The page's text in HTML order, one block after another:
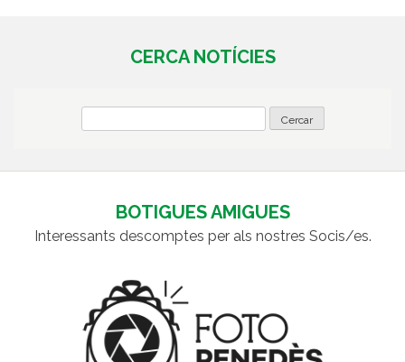
CERCA NOTÍCIES
BOTIGUES AMIGUES
Interessants descomptes per als nostres Socis/es.